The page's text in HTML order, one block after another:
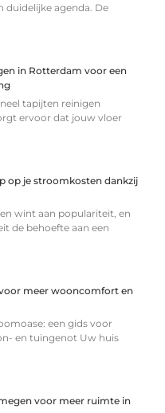
duidelijke agenda. De
in Rotterdam voor een
tapijten reinigen
ervoor dat jouw vloer
op je stroomkosten dankzij
wint aan populariteit, en
de behoefte aan een
meer wooncomfort en
een gids voor
en tuingenot Uw huis
voor meer ruimte in